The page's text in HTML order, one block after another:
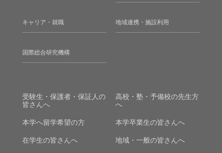
キャリア・就職 地域連携・施設利用
国際総合研究機構
受験生・保護者・保証人の
皆さんへ
高校・塾・予備校の先生方
へ
本学へ留学希望の方 本学卒業生の皆さんへ
在学生の皆さんへ 地域・一般の皆さんへ